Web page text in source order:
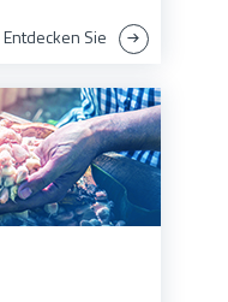
Entdecken Sie